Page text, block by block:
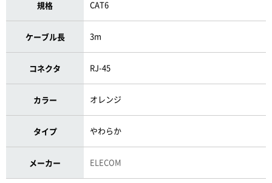
規格 CAT6
ケーブル長 3m
コネクタ RJ-45
カラー オレンジ
タイプ やわらか
メーカー ELECOM